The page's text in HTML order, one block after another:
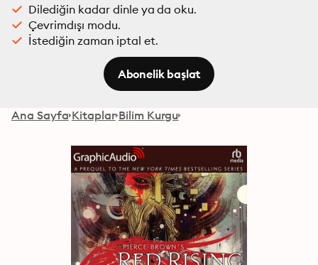
Dilediğin kadar dinle ya da oku.
Çevrimdışı modu.
İstediğin zaman iptal et.
Abonelik başlat
Ana Sayfa Kitaplar Bilim Kurgu